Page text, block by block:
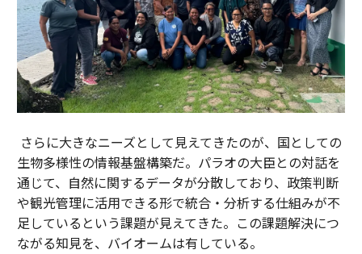
さらに大きなニーズとして見えてきたのが、国としての
生物多様性の情報基盤構築だ。パラオの大臣との対話を
通じて、自然に関するデータが分散しており、政策判断
や観光管理に活用できる形で統合・分析する仕組みが不
足しているという課題が見えてきた。この課題解決につ
ながる知見を、バイオームは有している。